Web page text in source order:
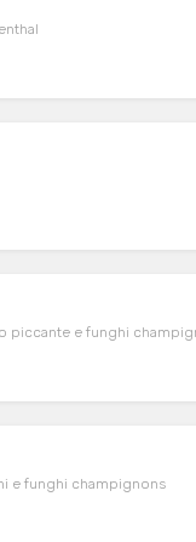
piccante e funghi
e funghi champignons